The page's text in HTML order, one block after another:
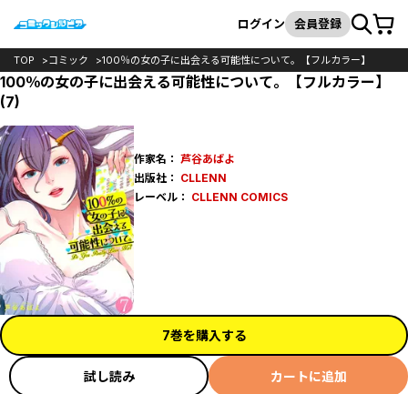
検索
ログイン 会員登録カート
TOP コミック 100％の女の子に出会える可能性について。【フルカラー】
100％の女の子に出会える可能性について。【フルカラー】
(7)
作家名： 芦谷あばよ
出版社： CLLENN
レーベル： CLLENN COMICS
7巻を購入する
試し読み カートに追加